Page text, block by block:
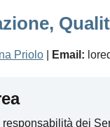
Priolo Email:
dei